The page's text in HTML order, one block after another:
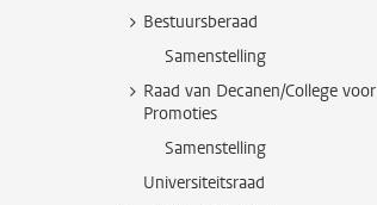
Bestuursberaad
Samenstelling
Raad van Decanen/College voor
Promoties
Samenstelling
Universiteitsraad